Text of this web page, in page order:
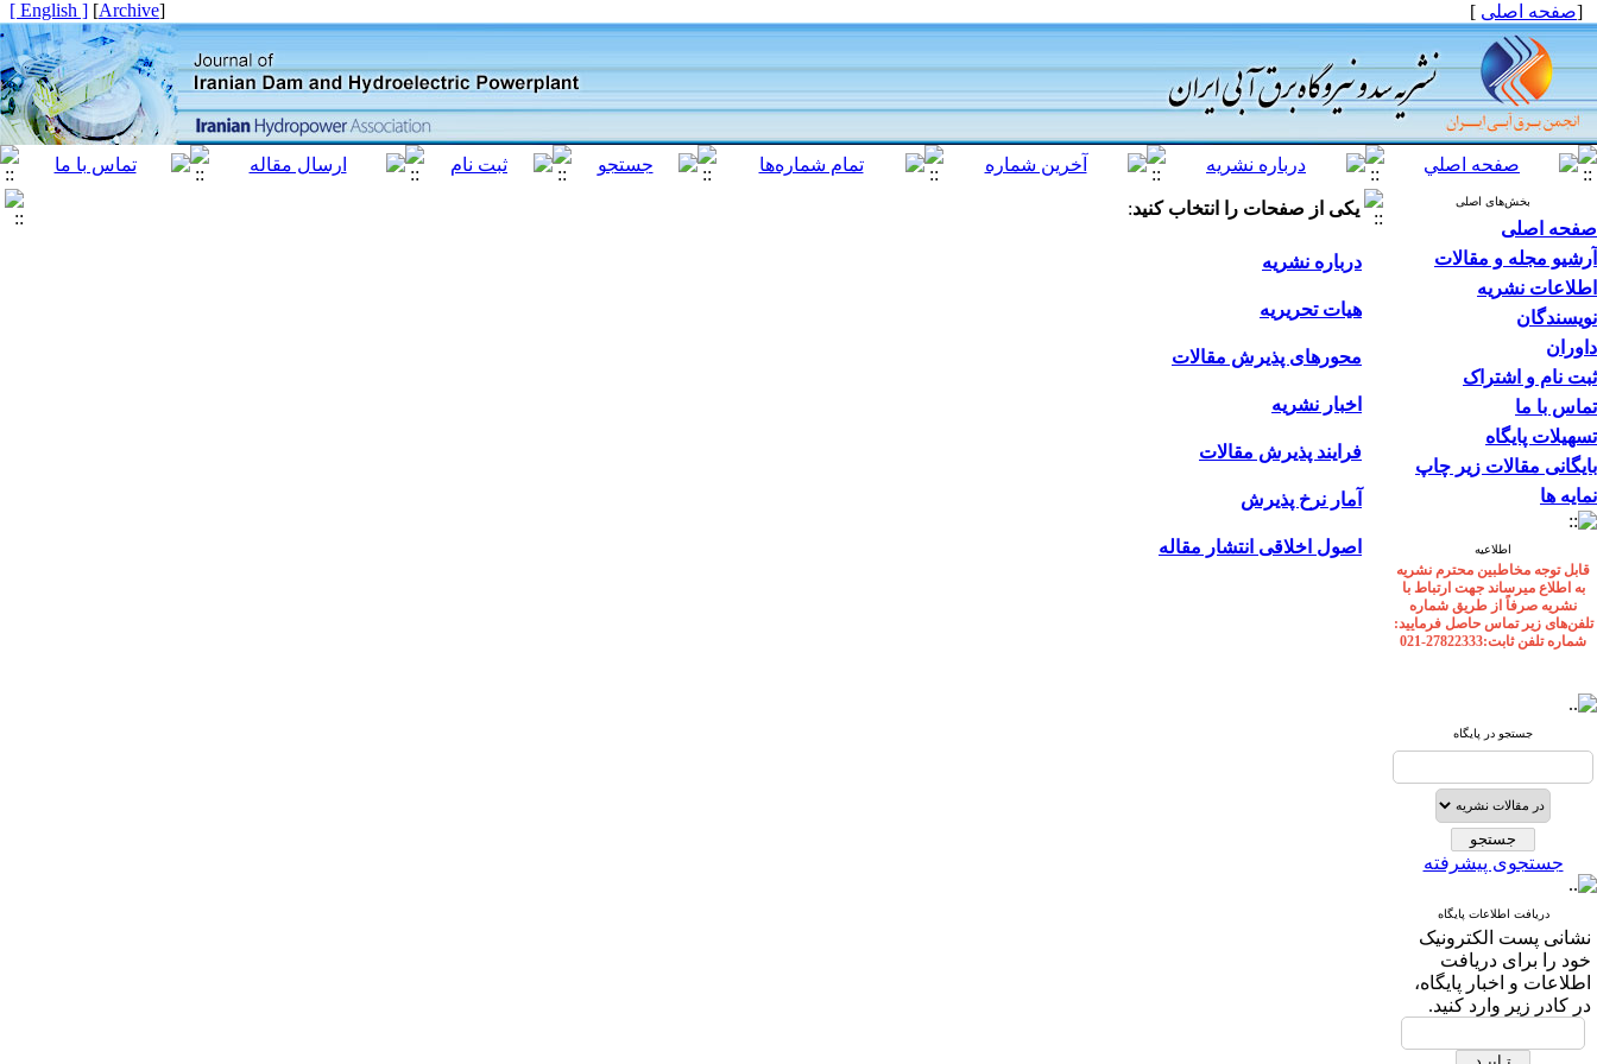
[صفحه اصلی ]
[
Archive
]
[ English ]
بخش‌های اصلی
صفحه اصلی
آرشیو مجله و مقالات
اطلاعات نشریه
نویسندگان
داوران
ثبت نام و اشتراک
تماس با ما
تسهیلات پایگاه
بایگانی مقالات زیر چاپ
نمایه ها
اطلاعیه
قابل توجه مخاطبین محترم نشریه
به اطلاع میرساند جهت ارتباط با
نشریه صرفاً از طریق شماره
تلفن‌های زیر تماس حاصل فرمایید:
شماره تلفن ثابت:27822333-021
جستجو در پایگاه
جستجوی پیشرفته
دریافت اطلاعات پایگاه
نشانی پست الکترونیک
خود را برای دریافت
اطلاعات و اخبار پایگاه،
در کادر زیر وارد کنید.
یکی از صفحات را انتخاب کنید:
درباره نشریه
هیات تحریریه
محورهای پذیرش مقالات
اخبار نشریه
فرایند پذیرش مقالات
آمار نرخ پذیرش
اصول اخلاقی انتشار مقاله